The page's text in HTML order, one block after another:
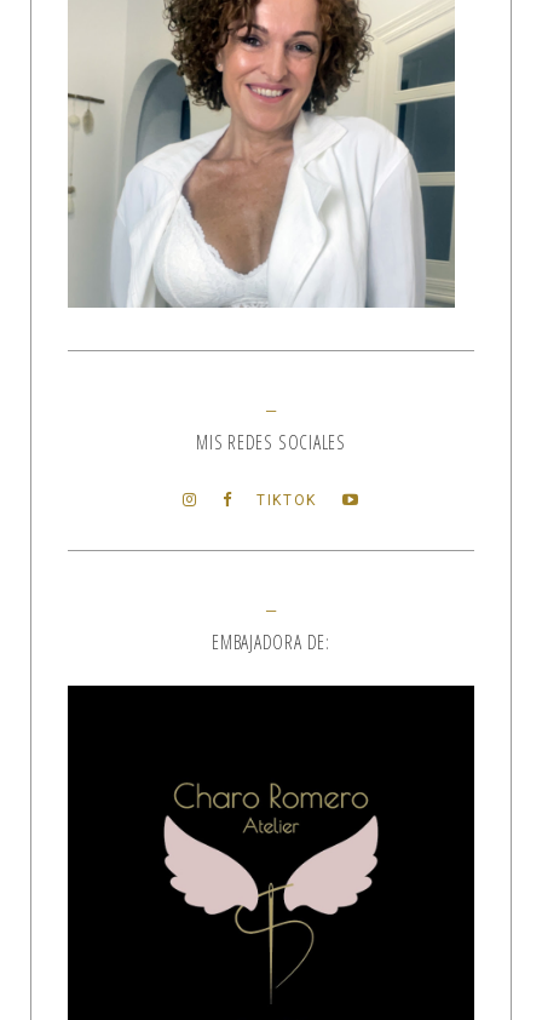
MIS REDES SOCIALES
TIKTOK
EMBAJADORA DE: